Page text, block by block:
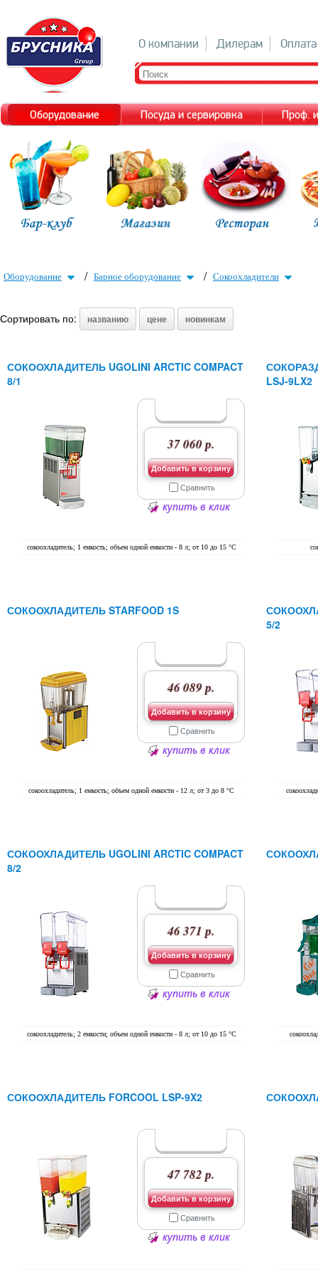
О компании Дилерам Оплата
Оборудование Посуда и сервировка Проф.
Оборудование / Барное оборудование / Сокоохладители
Сортировать по: названию цене новинкам
СОКООХЛАДИТЕЛЬ UGOLINI ARCTIC COMPACT
8/1
сокоохладитель; 1 емкость; объем одной емкости - 8 л; от 10 до 15 °C
37 060 р.
Добавить в корзину
Сравнить
купить в клик
LSJ-9LX2
СОКООХЛАДИТЕЛЬ STARFOOD 1S
сокоохладитель; 1 емкость; объем одной емкости - 12 л; от 3 до 8 °C
46 089 р.
Добавить в корзину
Сравнить
купить в клик
5/2
СОКООХЛАДИТЕЛЬ UGOLINI ARCTIC COMPACT
8/2
сокоохладитель; 2 емкости; объем одной емкости - 8 л; от 10 до 15 °C
46 371 р.
Добавить в корзину
Сравнить
купить в клик
СОКООХЛАДИТЕЛЬ FORCOOL LSP-9X2
47 782 р.
Добавить в корзину
Сравнить
купить в клик